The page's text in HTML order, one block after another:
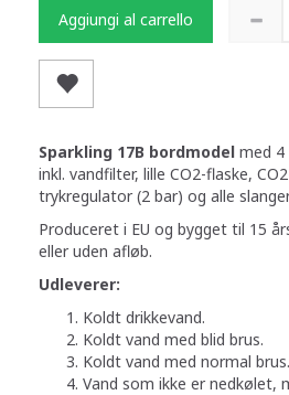
Aggiungi al carrello
Sparkling 17B bordmodel med 4
inkl. vandfilter, lille CO2-flaske,
trykregulator (2 bar) og alle
Produceret i EU og bygget til 15
eller uden afløb.
Udleverer:
Koldt drikkevand.
Koldt vand med blid brus.
Koldt vand med normal brus.
Vand som ikke er nedkølet,